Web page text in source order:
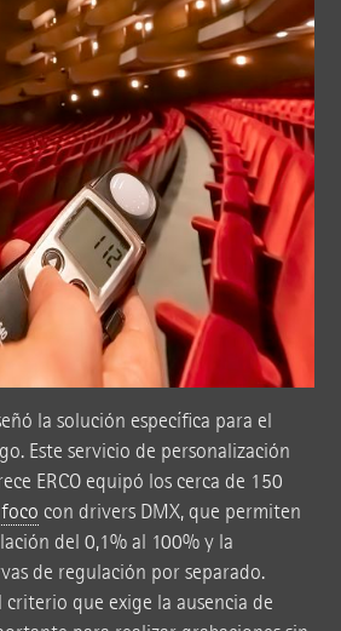
la solución específica para el
Este servicio de personalización
ERCO equipó los cerca de 150
con drivers DMX, que permiten
del 0,1% al 100% y la
de regulación por separado.
criterio que exige la ausencia de